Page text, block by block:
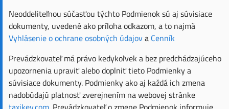
Neoddeliteľnou súčasťou týchto Podmienok sú aj súvisiace
dokumenty, uvedené ako príloha odkazom, a to najmä
Vyhlásenie o ochrane osobných údajova Cenník
Prevádzkovateľ má právo kedykoľvek a bez predchádzajúceho
upozornenia upraviť alebo doplniť tieto Podmienky a
súvisiace dokumenty. Podmienky ako aj každá ich zmena
nadobúdajú platnosť zverejnením na webovej stránke